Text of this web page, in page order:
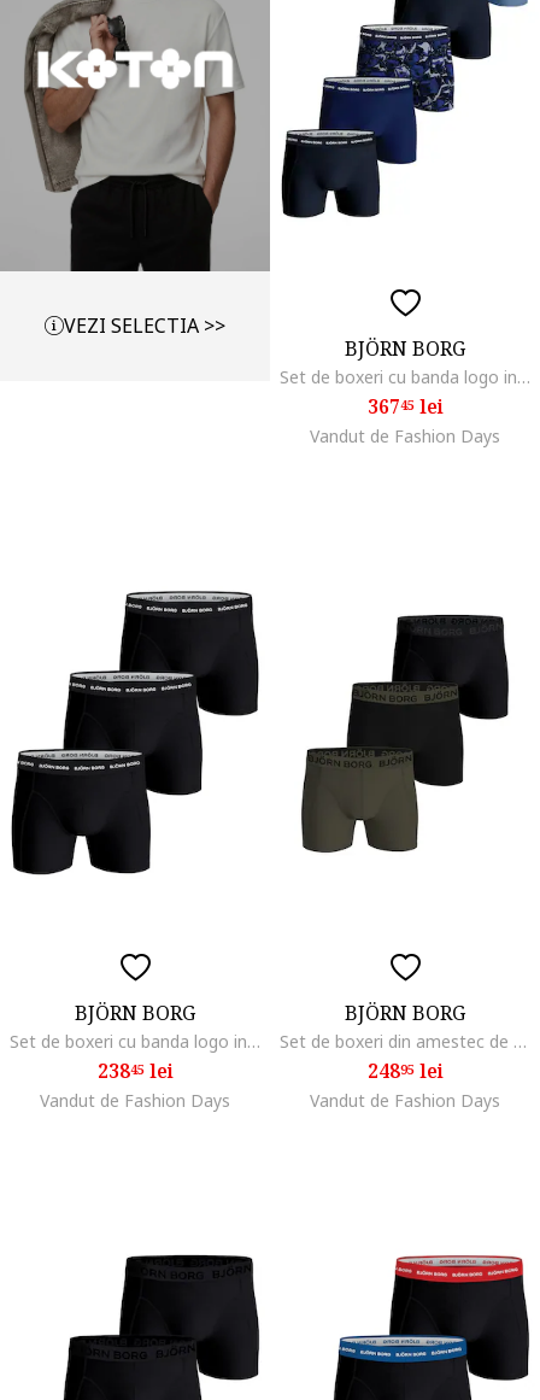
VEZI SELECTIA >>
BJÖRN BORG
Set de boxeri cu banda logo in talie - 5 perechi, Albastru
36745lei
Vandut de Fashion Days
BJÖRN BORG
Set de boxeri cu banda logo in talie - 3 perechi, Negru
23845lei
Vandut de Fashion Days
BJÖRN BORG
Set de boxeri din amestec de bumbac cu banda logo in talie - 3 perechi, Verde/Negru
24895lei
Vandut de Fashion Days